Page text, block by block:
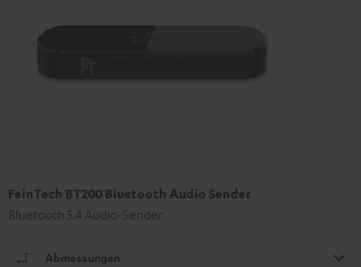
FeinTech BT200 Bluetooth Audio Sender
Bluetooth 5.4 Audio-Sender
Abmessungen